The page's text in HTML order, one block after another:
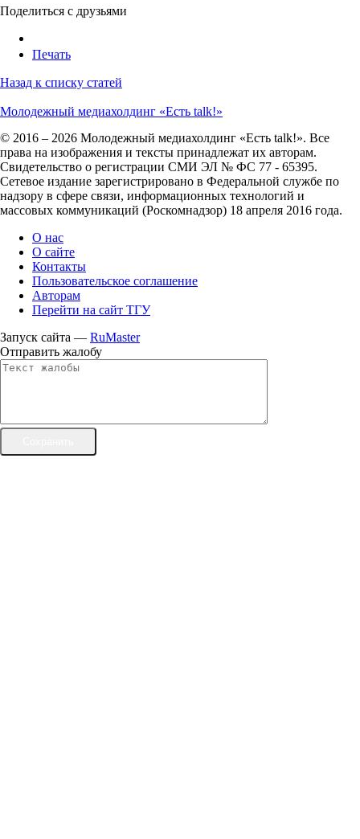
Поделиться с друзьями
Печать
Назад к списку статей
Молодежный медиахолдинг «Есть talk!»
© 2016 – 2026 Молодежный медиахолдинг «Есть talk!». Все
права на изображения и тексты принадлежат их авторам.
Свидетельство о регистрации СМИ ЭЛ № ФС 77 - 65395.
Сетевое издание зарегистрировано в Федеральной службе по
надзору в сфере связи, информационных технологий и
массовых коммуникаций (Роскомнадзор) 18 апреля 2016 года.
О нас
О сайте
Контакты
Пользовательское соглашение
Авторам
Перейти на сайт ТГУ
Запуск сайта — RuMaster
Отправить жалобу